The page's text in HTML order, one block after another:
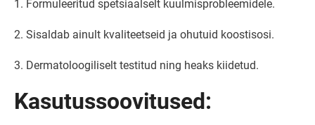
1. Formuleeritud spetsiaalselt kuulmisprobleemidele.
2. Sisaldab ainult kvaliteetseid ja ohutuid koostisosi.
3. Dermatoloogiliselt testitud ning heaks kiidetud.
Kasutussoovitused: